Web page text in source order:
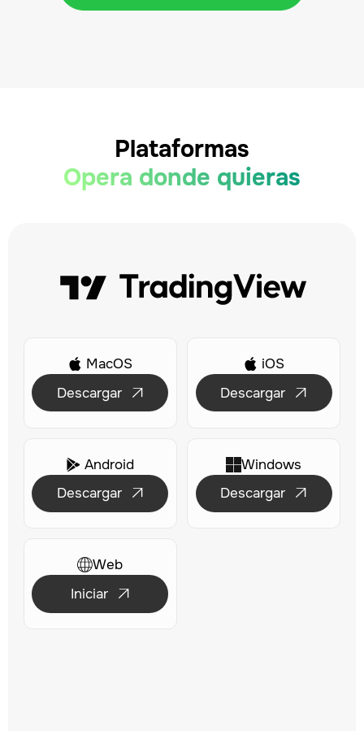
Plataformas
Opera donde quieras
 MacOS
Descargar

 iOS
Descargar

 Android
Descargar

Windows
Descargar

Web
Iniciar
